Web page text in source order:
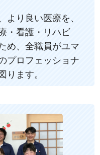
より良い医療を、
・看護・リハビ
め、全職員がユマ
プロフェッショナ
ります。